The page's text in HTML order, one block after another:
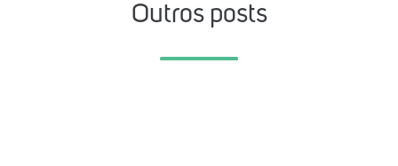
Outros posts